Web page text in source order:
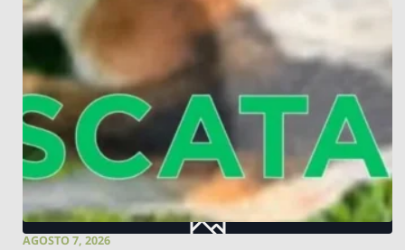
AGOSTO 7, 2026